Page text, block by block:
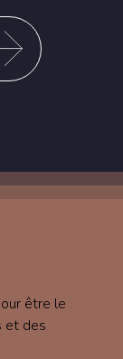
être le
et des